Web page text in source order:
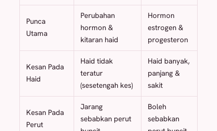
Punca
Utama
Perubahan
hormon &
kitaran haid
Hormon
estrogen &
progesteron
Kesan Pada
Haid
Haid tidak
teratur
(sesetengah kes)
Haid banyak,
panjang &
sakit
Kesan Pada
Perut
Jarang
sebabkan perut
Boleh
sebabkan